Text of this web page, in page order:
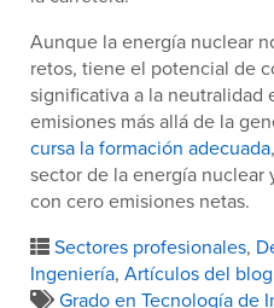
Aunque la energía nuclear
retos, tiene el potencial de
significativa a la neutralidad
emisiones más allá de la
cursa la formación adecuada
sector de la energía
con cero emisiones netas.
Sectores profesionales,
Ingeniería, Artículos del
Grado en Tecnología de